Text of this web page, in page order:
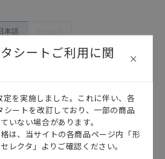
ので、ご採用に際しては機器・装
奨機器等、現在では入手困難なも
ています。・誤字、脱字が含まれ
ビス内容や連絡先等は作成当時の
改定させていただいている可能性
当サイトの掲載内容をご確認のう
すようお願いいたします。
本語
シートご利用に関
を実施しました。これに伴い、各
ートを改訂しており、一部の商品
いない場合があります。
は、当サイトの各商品ページ内「形
レクタ」よりご確認ください。